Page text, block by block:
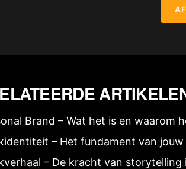
Brand – Wat het is en waarom
– Het fundament van jouw
– De kracht van storytelling